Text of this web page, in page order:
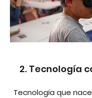
2. Tecnología
Tecnología que